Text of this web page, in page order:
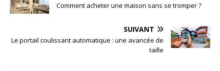
Comment acheter une maison sans se tromper ?
SUIVANT
Le portail coulissant automatique : une avancée de
taille